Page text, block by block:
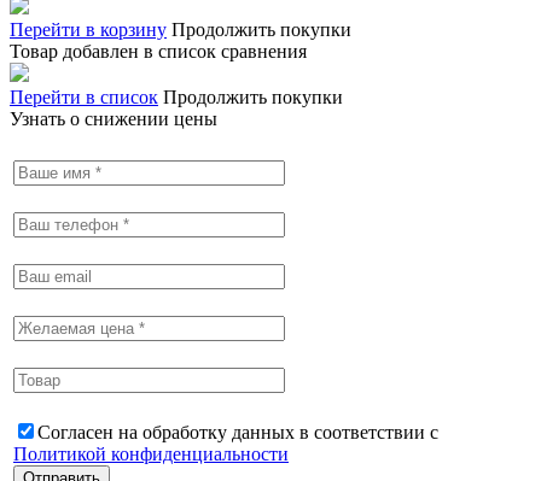
Перейти в корзину Продолжить покупки
Товар добавлен в список сравнения
Перейти в список Продолжить покупки
Узнать о снижении цены
Согласен на обработку данных в соответствии с
Политикой конфиденциальности